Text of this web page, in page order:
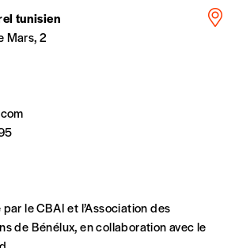
(livraison en Belgique
tunisien
Mars, 2
le CBAI et l’Association des
de Bénélux, en collaboration avec le